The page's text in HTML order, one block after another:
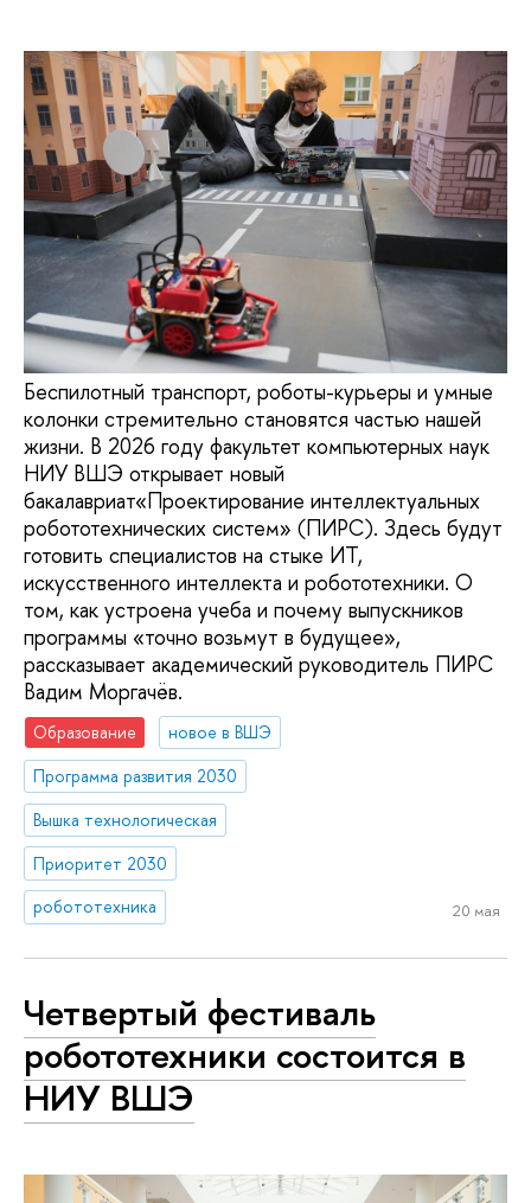
Беспилотный транспорт, роботы-курьеры и умные
колонки стремительно становятся частью нашей
жизни. В 2026 году факультет компьютерных наук
НИУ ВШЭ открывает новый
бакалавриат«Проектирование интеллектуальных
робототехнических систем» (ПИРС). Здесь будут
готовить специалистов на стыке ИТ,
искусственного интеллекта и робототехники. О
том, как устроена учеба и почему выпускников
программы «точно возьмут в будущее»,
рассказывает академический руководитель ПИРС
Вадим Моргачёв.
Образование
новое в ВШЭ
Программа развития 2030
Вышка технологическая
Приоритет 2030
робототехника
20 мая
Четвертый фестиваль
робототехники состоится в
НИУ ВШЭ